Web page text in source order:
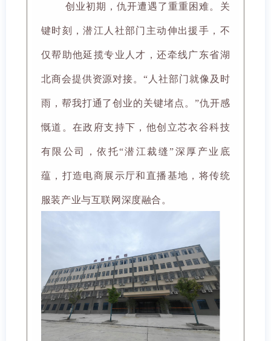
创业初期，仇开遭遇了重重困难。关
键时刻，潜江人社部门主动伸出援手，不
仅帮助他延揽专业人才，还牵线广东省湖
北商会提供资源对接。“人社部门就像及时
雨，帮我打通了创业的关键堵点。”仇开感
慨道。在政府支持下，他创立芯衣谷科技
有限公司，依托“潜江裁缝”深厚产业底
蕴，打造电商展示厅和直播基地，将传统
服装产业与互联网深度融合。